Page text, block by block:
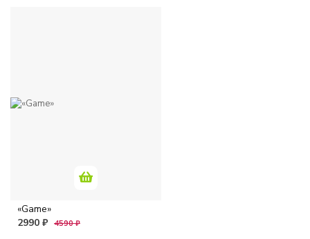
«Game»
2990 ₽ 4590 ₽